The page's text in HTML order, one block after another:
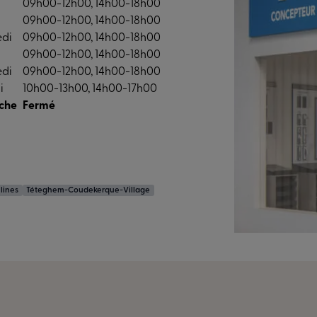
09h00-12h00, 14h00-18h00
09h00-12h00, 14h00-18h00
09h00-12h00, 14h00-18h00
09h00-12h00, 14h00-18h00
09h00-12h00, 14h00-18h00
10h00-13h00, 14h00-17h00
Fermé
Téteghem-Coudekerque-Village